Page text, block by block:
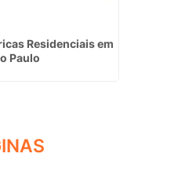
Residenciais em
Paulo